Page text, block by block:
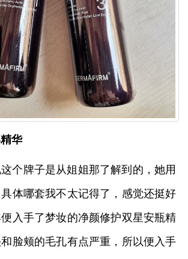
华
个牌子是从姐姐那了解到的，她用
体哪套我不太记得了，感觉还挺好
入手了梦妆的净颜修护双星安瓶精
脸颊的毛孔有点严重，所以便入手